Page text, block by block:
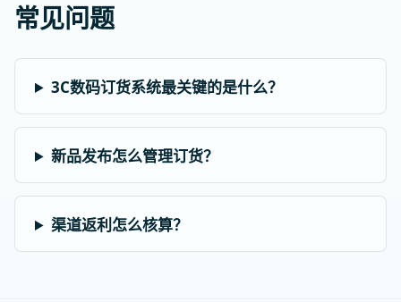
常见问题
3C数码订货系统最关键的是什么？
新品发布怎么管理订货？
渠道返利怎么核算？